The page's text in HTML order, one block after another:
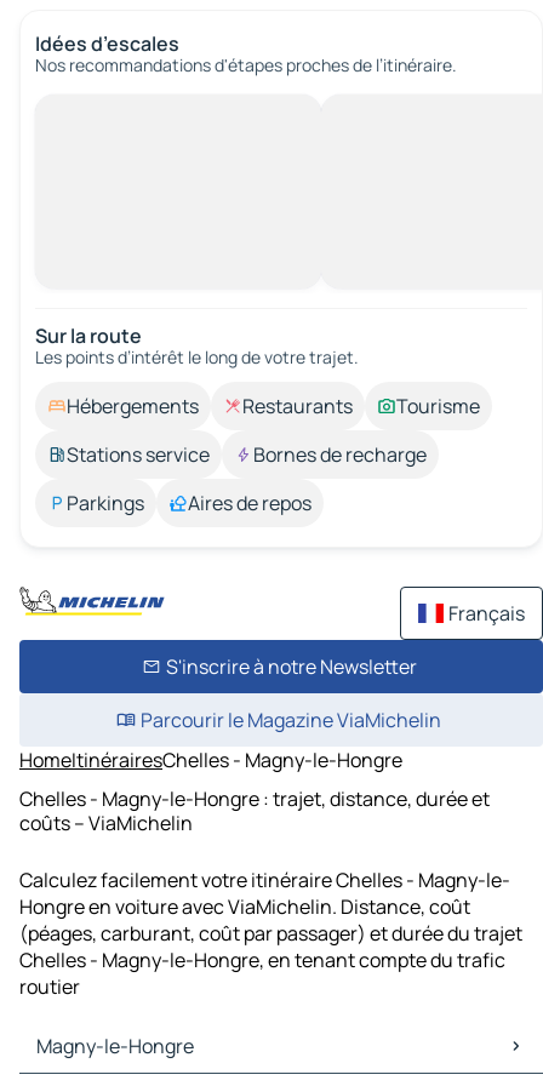
Idées d’escales
Nos recommandations d'étapes proches de l’itinéraire.
Sur la route
Les points d’intérêt le long de votre trajet.
Hébergements Restaurants
Tourisme
Stations service
Bornes de recharge
Parkings
Aires de repos
Français
S'inscrire à notre Newsletter
Parcourir le Magazine ViaMichelin
HomeItinérairesChelles - Magny-le-Hongre
Chelles - Magny-le-Hongre : trajet, distance, durée et
coûts – ViaMichelin
Calculez facilement votre itinéraire Chelles - Magny-le-
Hongre en voiture avec ViaMichelin. Distance, coût
(péages, carburant, coût par passager) et durée du trajet
Chelles - Magny-le-Hongre, en tenant compte du trafic
routier
Magny-le-Hongre